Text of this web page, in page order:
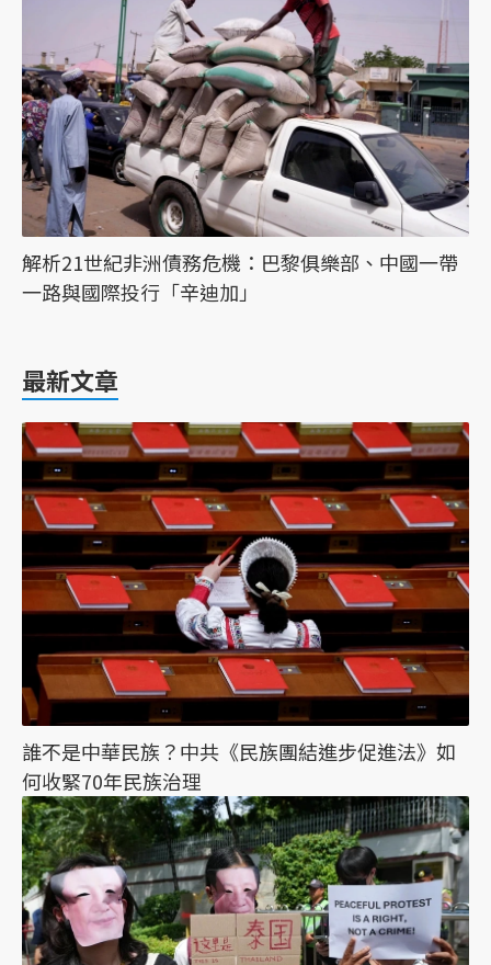
解析21世紀非洲債務危機：巴黎俱樂部、中國一帶
一路與國際投行「辛迪加」
最新文章
誰不是中華民族？中共《民族團結進步促進法》如
何收緊70年民族治理